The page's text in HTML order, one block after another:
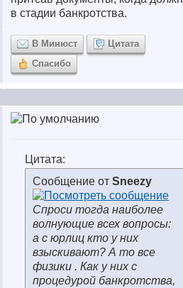
в стадии банкротства.
В Минюст
Цитата
Спасибо
Цитата:
Сообщение от Sneezy
Спроси тогда наиболее
волнующие всех вопросы:
а с юрлиц кто у них
взыскивают? А то все
физики . Как у них с
процедурой банкротства,